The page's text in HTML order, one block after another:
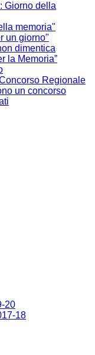
Giorno della
memoria"
un giorno"
dimentica
la Memoria”
Regionale
un concorso
20
18